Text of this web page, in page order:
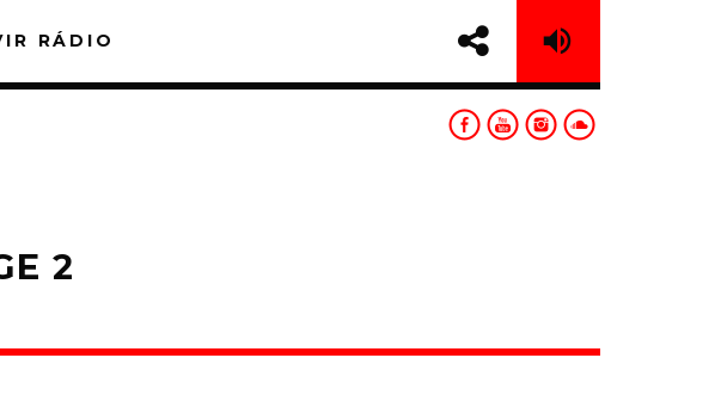
RÁDIO
2